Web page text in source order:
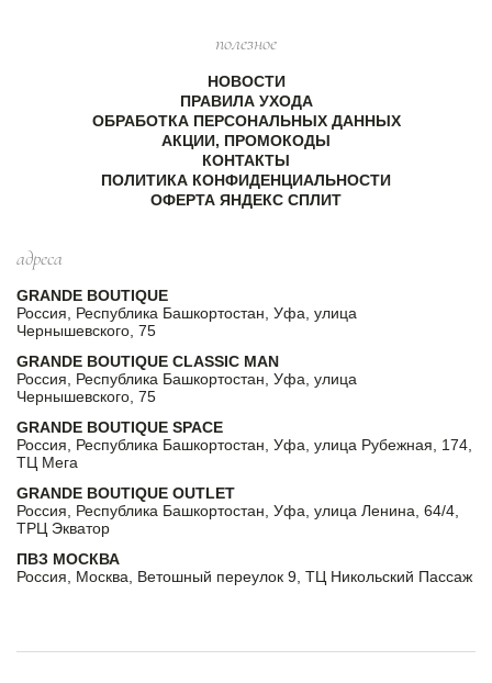
полезное
НОВОСТИ
ПРАВИЛА УХОДА
ОБРАБОТКА ПЕРСОНАЛЬНЫХ ДАННЫХ
АКЦИИ, ПРОМОКОДЫ
КОНТАКТЫ
ПОЛИТИКА КОНФИДЕНЦИАЛЬНОСТИ
ОФЕРТА ЯНДЕКС СПЛИТ
адреса
GRANDE BOUTIQUE
Россия, Республика Башкортостан, Уфа, улица
Чернышевского, 75
GRANDE BOUTIQUE CLASSIC MAN
Россия, Республика Башкортостан, Уфа, улица
Чернышевского, 75
GRANDE BOUTIQUE SPACE
Россия, Республика Башкортостан, Уфа, улица Рубежная, 174,
ТЦ Мега
GRANDE BOUTIQUE OUTLET
Россия, Республика Башкортостан, Уфа, улица Ленина, 64/4,
ТРЦ Экватор
ПВЗ МОСКВА
Россия, Москва, Ветошный переулок 9, ТЦ Никольский Пассаж